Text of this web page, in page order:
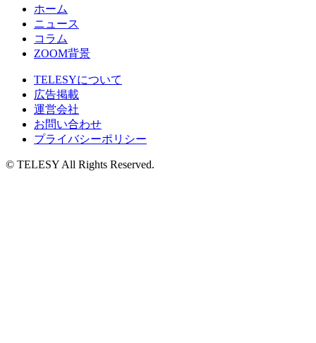
ホーム
ニュース
コラム
ZOOM背景
TELESYについて
広告掲載
運営会社
お問い合わせ
プライバシーポリシー
© TELESY All Rights Reserved.